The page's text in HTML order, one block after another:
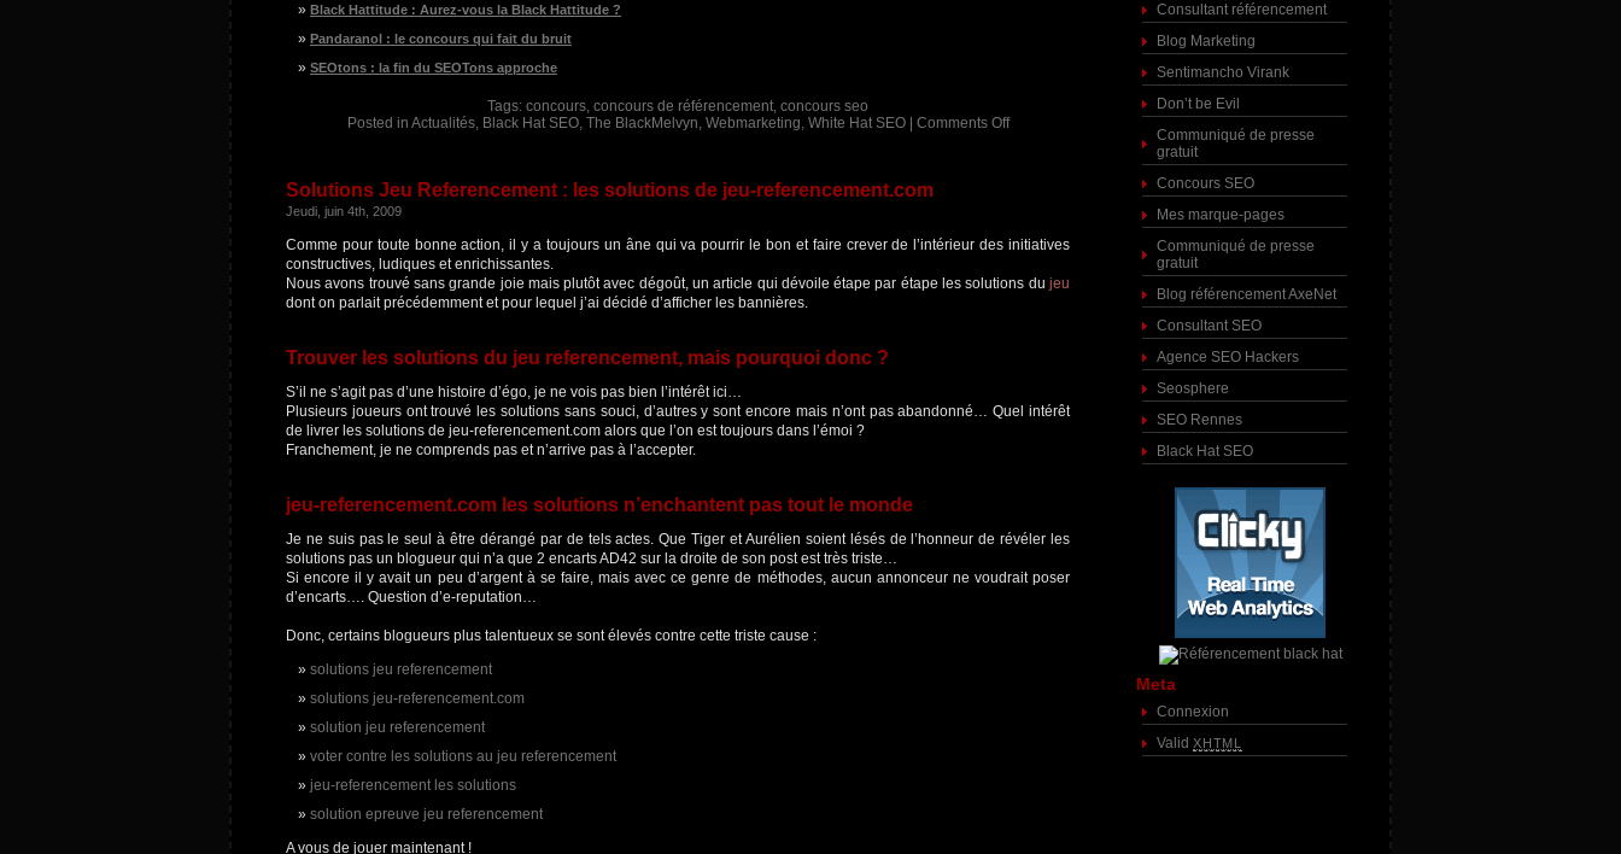
Black Hattitude : Aurez-vous la Black Hattitude ?
Pandaranol : le concours qui fait du bruit
SEOtons : la fin du SEOTons approche
Tags: concours, concours de référencement, concours seo
Posted in Actualités, Black Hat SEO, The BlackMelvyn, Webmarketing, White Hat SEO| Comments Off
Solutions Jeu Referencement : les solutions de jeu-referencement.com
Jeudi, juin 4th, 2009
Comme pour toute bonne action, il y a toujours un âne qui va pourrir le bon et faire crever de l’intérieur des initiatives
constructives, ludiques et enrichissantes.
Nous avons trouvé sans grande joie mais plutôt avec dégoût, un article qui dévoile étape par étape les solutions du jeu
dont on parlait précédemment et pour lequel j’ai décidé d’afficher les bannières.
Trouver les solutions du jeu referencement, mais pourquoi donc ?
S’il ne s’agit pas d’une histoire d’égo, je ne vois pas bien l’intérêt ici…
Plusieurs joueurs ont trouvé les solutions sans souci, d’autres y sont encore mais n’ont pas abandonné… Quel intérêt
de livrer les solutions de jeu-referencement.com alors que l’on est toujours dans l’émoi ?
Franchement, je ne comprends pas et n’arrive pas à l’accepter.
jeu-referencement.com les solutions n’enchantent pas tout le monde
Je ne suis pas le seul à être dérangé par de tels actes. Que Tiger et Aurélien soient lésés de l’honneur de révéler les
solutions pas un blogueur qui n’a que 2 encarts AD42 sur la droite de son post est très triste…
Si encore il y avait un peu d’argent à se faire, mais avec ce genre de méthodes, aucun annonceur ne voudrait poser
d’encarts…. Question d’e-reputation…
Donc, certains blogueurs plus talentueux se sont élevés contre cette triste cause :
solutions jeu referencement
solutions jeu-referencement.com
solution jeu referencement
voter contre les solutions au jeu referencement
jeu-referencement les solutions
solution epreuve jeu referencement
A vous de jouer maintenant !
Consultant référencement
Blog Marketing
Sentimancho Virank
Don’t be Evil
Communiqué de presse
gratuit
Concours SEO
Mes marque-pages
Communiqué de presse
gratuit
Blog référencement AxeNet
Consultant SEO
Agence SEO Hackers
Seosphere
SEO Rennes
Black Hat SEO
Meta
Connexion
Valid XHTML